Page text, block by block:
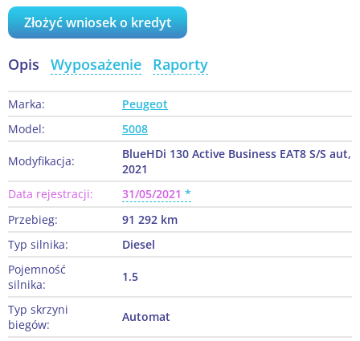
Złożyć wniosek o kredyt
Opis Wyposażenie Raporty
Marka:
Peugeot
Model:
5008
Modyfikacja:
BlueHDi 130 Active Business EAT8 S/S aut,
2021
Data rejestracji:
31/05/2021
Przebieg:
91 292 km
Typ silnika:
Diesel
Pojemność
silnika:
1.5
Typ skrzyni
biegów:
Automat